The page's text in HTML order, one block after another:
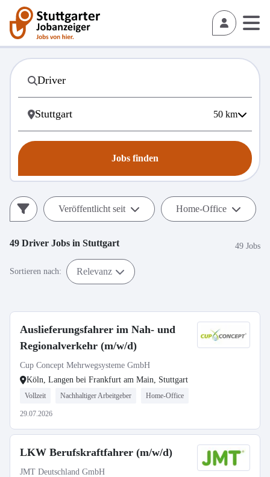
50 km
Jobs finden
Veröffentlicht seit Home-Office
49 Driver Jobs in Stuttgart 49 Jobs
Sortieren nach: Relevanz
Auslieferungsfahrer im Nah- und
Regionalverkehr (m/w/d)
Cup Concept Mehrwegsysteme GmbH
Köln, Langen bei Frankfurt am Main, Stuttgart
Vollzeit Nachhaltiger Arbeitgeber Home-Office
29.07.2026
LKW Berufskraftfahrer (m/w/d)
JMT Deutschland GmbH